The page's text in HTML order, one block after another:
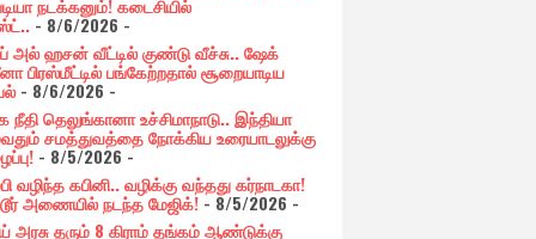
- 8/6/2026 -
அல் ஹசன் வீட்டில் குண்டு வீச்சு.. ஷேக்
பிரஸ்மீட்டில் பங்கேற்றதால் சூறையாடிய
- 8/6/2026 -
நீதி தெலுங்கானா உச்சிமாநாடு.. இந்தியா
சமத்துவத்தை நோக்கிய உரையாடலுக்கு
- 8/5/2026 -
வழிந்த கபினி.. வழிக்கு வந்தது கர்நாடகா!
அணையில் நடந்த மேஜிக்!- 8/5/2026 -
அரசு தரும் 8 கிராம் தங்கம் ஆண்டுக்கு